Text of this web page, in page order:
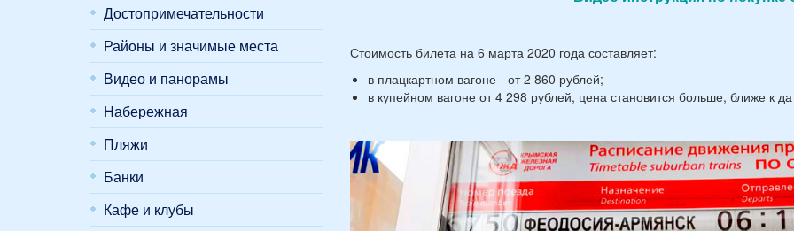
Достопримечательности
Районы и значимые места
Видео и панорамы
Набережная
Пляжи
Банки
Кафе и клубы
Стоимость билета на 6 марта 2020 года составляет:
в плацкартном вагоне - от 2 860 рублей;
в купейном вагоне от 4 298 рублей, цена становится больше, ближе к